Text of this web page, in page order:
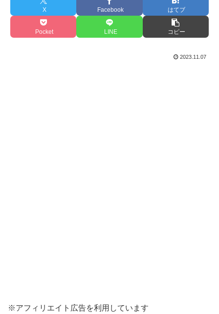
X Facebook はてブ
Pocket LINE コピー
2023.11.07
※アフィリエイト広告を利用しています